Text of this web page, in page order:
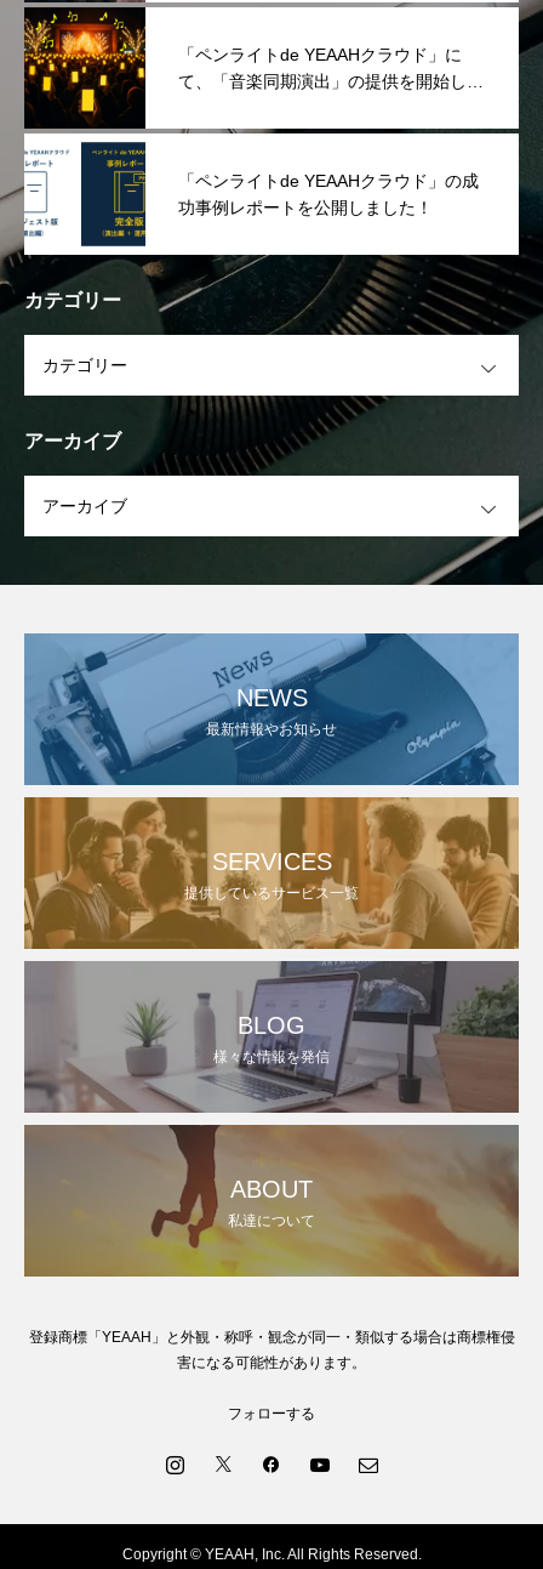
「ペンライトde YEAAHクラウド」に
て、「音楽同期演出」の提供を開始しま
「ペンライトde YEAAHクラウド」の成
功事例レポートを公開しました！
カテゴリー
アーカイブ
NEWS
最新情報やお知らせ
SERVICES
提供しているサービス一覧
BLOG
様々な情報を発信
ABOUT
私達について
登録商標「YEAAH」と外観・称呼・観念が同一・類似する場合は商標権侵
害になる可能性があります。
フォローする
Copyright © YEAAH, Inc. All Rights Reserved.
お問い合わせ SNSでシェアする